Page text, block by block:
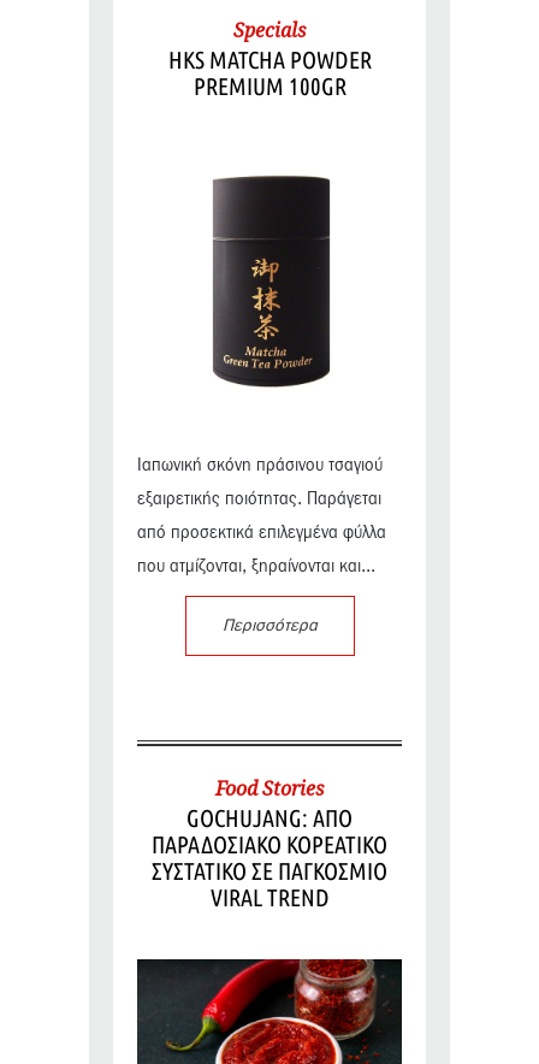
Specials
HKS MATCHA POWDER
PREMIUM 100GR
Ιαπωνική σκόνη πράσινου τσαγιού
εξαιρετικής ποιότητας. Παράγεται
από προσεκτικά επιλεγμένα φύλλα
που ατμίζονται, ξηραίνονται και...
Περισσότερα
Food Stories
GOCHUJANG: ΑΠΟ
ΠΑΡΑΔΟΣΙΑΚΟ ΚΟΡΕΑΤΙΚΟ
ΣΥΣΤΑΤΙΚΟ ΣΕ ΠΑΓΚΟΣΜΙΟ
VIRAL TREND